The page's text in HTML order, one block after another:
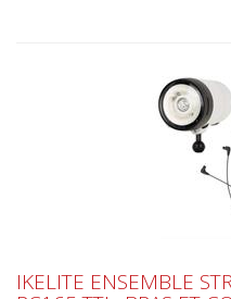
IKELITE ENSEMBLE